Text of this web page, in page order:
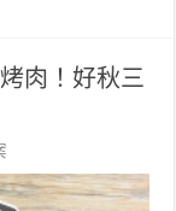
肉！好秋三